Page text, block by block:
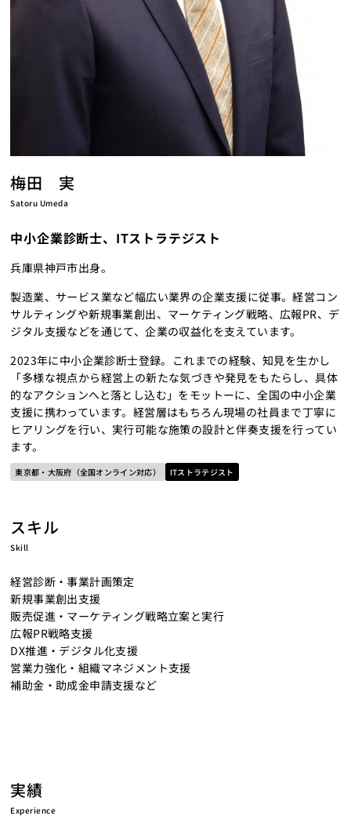
梅田 実
Satoru Umeda
中小企業診断士、ITストラテジスト
兵庫県神戸市出身。
製造業、サービス業など幅広い業界の企業支援に従事。経営コン
サルティングや新規事業創出、マーケティング戦略、広報PR、デ
ジタル支援などを通じて、企業の収益化を支えています。
2023年に中小企業診断士登録。これまでの経験、知見を生かし
「多様な視点から経営上の新たな気づきや発見をもたらし、具体
的なアクションへと落とし込む」をモットーに、全国の中小企業
支援に携わっています。経営層はもちろん現場の社員まで丁寧に
ヒアリングを行い、実行可能な施策の設計と伴奏支援を行ってい
ます。
東京都・大阪府（全国オンライン対応） ITストラテジスト
スキル
Skill
経営診断・事業計画策定
新規事業創出支援
販売促進・マーケティング戦略立案と実行
広報PR戦略支援
DX推進・デジタル化支援
営業力強化・組織マネジメント支援
補助金・助成金申請支援など
実績
Experience